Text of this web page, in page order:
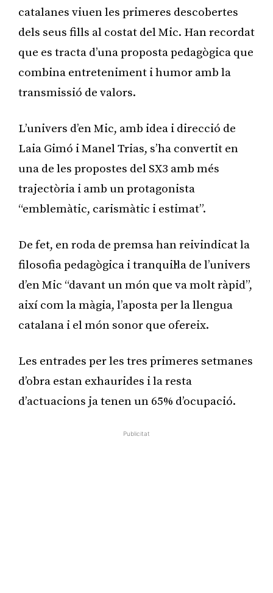
catalanes viuen les primeres descobertes
dels seus fills al costat del Mic. Han recordat
que es tracta d’una proposta pedagògica que
combina entreteniment i humor amb la
transmissió de valors.
L’univers d’en Mic, amb idea i direcció de
Laia Gimó i Manel Trias, s’ha convertit en
una de les propostes del SX3 amb més
trajectòria i amb un protagonista
“emblemàtic, carismàtic i estimat”.
De fet, en roda de premsa han reivindicat la
filosofia pedagògica i tranquil·la de l’univers
d’en Mic “davant un món que va molt ràpid”,
així com la màgia, l’aposta per la llengua
catalana i el món sonor que ofereix.
Les entrades per les tres primeres setmanes
d’obra estan exhaurides i la resta
d’actuacions ja tenen un 65% d’ocupació.
Publicitat